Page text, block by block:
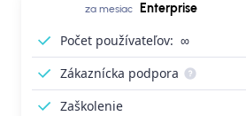
za mesiac Enterprise
Počet používateľov: ∞
Zákaznícka podpora
Zaškolenie